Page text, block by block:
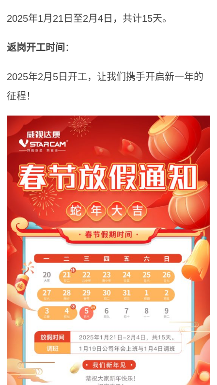
2025年1月21日至2月4日，共计15天。
返岗开工时间 ：
2025年2月5日开工，让我们携手开启新一年的
征程！